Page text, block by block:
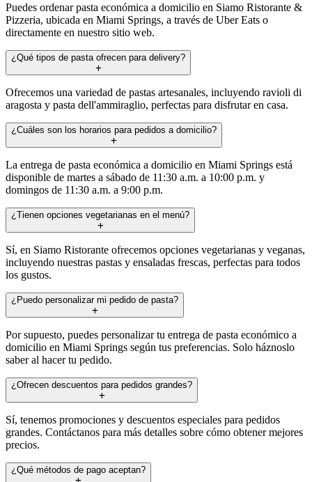
Puedes ordenar pasta económica a domicilio en Siamo Ristorante &
Pizzeria, ubicada en Miami Springs, a través de Uber Eats o
directamente en nuestro sitio web.
¿Qué tipos de pasta ofrecen para delivery?
Ofrecemos una variedad de pastas artesanales, incluyendo ravioli di
aragosta y pasta dell'ammiraglio, perfectas para disfrutar en casa.
¿Cuáles son los horarios para pedidos a domicilio?
La entrega de pasta económica a domicilio en Miami Springs está
disponible de martes a sábado de 11:30 a.m. a 10:00 p.m. y
domingos de 11:30 a.m. a 9:00 p.m.
¿Tienen opciones vegetarianas en el menú?
Sí, en Siamo Ristorante ofrecemos opciones vegetarianas y veganas,
incluyendo nuestras pastas y ensaladas frescas, perfectas para todos
los gustos.
¿Puedo personalizar mi pedido de pasta?
Por supuesto, puedes personalizar tu entrega de pasta económico a
domicilio en Miami Springs según tus preferencias. Solo háznoslo
saber al hacer tu pedido.
¿Ofrecen descuentos para pedidos grandes?
Sí, tenemos promociones y descuentos especiales para pedidos
grandes. Contáctanos para más detalles sobre cómo obtener mejores
precios.
¿Qué métodos de pago aceptan?